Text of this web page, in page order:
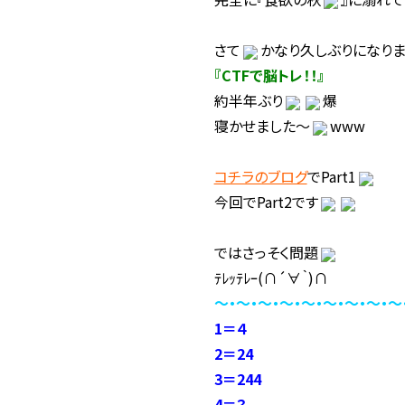
さて
かなり久しぶりになり
『CTFで脳トレ！！』
約半年ぶり
爆
寝かせました～
www
コチラのブログでPart1
今回でPart2です
ではさっそく問題
ﾃﾚｯﾃﾚｰ(∩´∀｀)∩
～・～・～・～・～・～・～・～・～
1＝４
2＝24
3＝244